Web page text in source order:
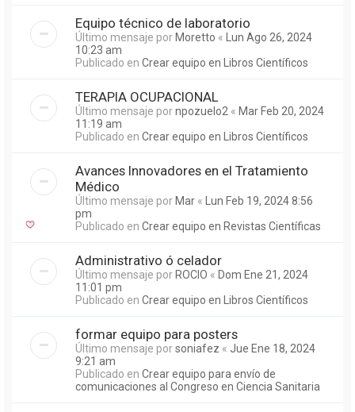
Equipo técnico de laboratorio
Último mensaje por Moretto « Lun Ago 26, 2024
10:23 am
Publicado en Crear equipo en Libros Científicos
TERAPIA OCUPACIONAL
Último mensaje pornpozuelo2 « Mar Feb 20, 2024
11:19 am
Publicado en Crear equipo en Libros Científicos
Avances Innovadores en el Tratamiento
Médico
Último mensaje por Mar « Lun Feb 19, 2024 8:56
pm
Publicado en Crear equipo en Revistas Científicas
Administrativo ó celador
Último mensaje por ROCIO « Dom Ene 21, 2024
11:01 pm
Publicado en Crear equipo en Libros Científicos
formar equipo para posters
Último mensaje porsoniafez « Jue Ene 18, 2024
9:21 am
Publicado en Crear equipo para envío de
comunicaciones al Congreso en Ciencia Sanitaria